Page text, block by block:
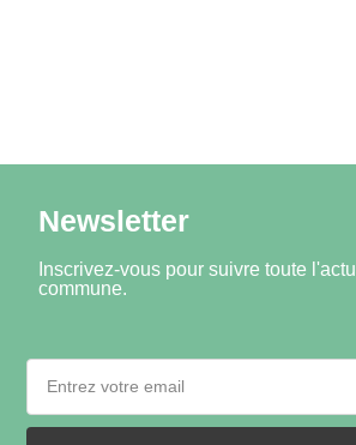
Newsletter
Inscrivez-vous pour suivre toute
commune.